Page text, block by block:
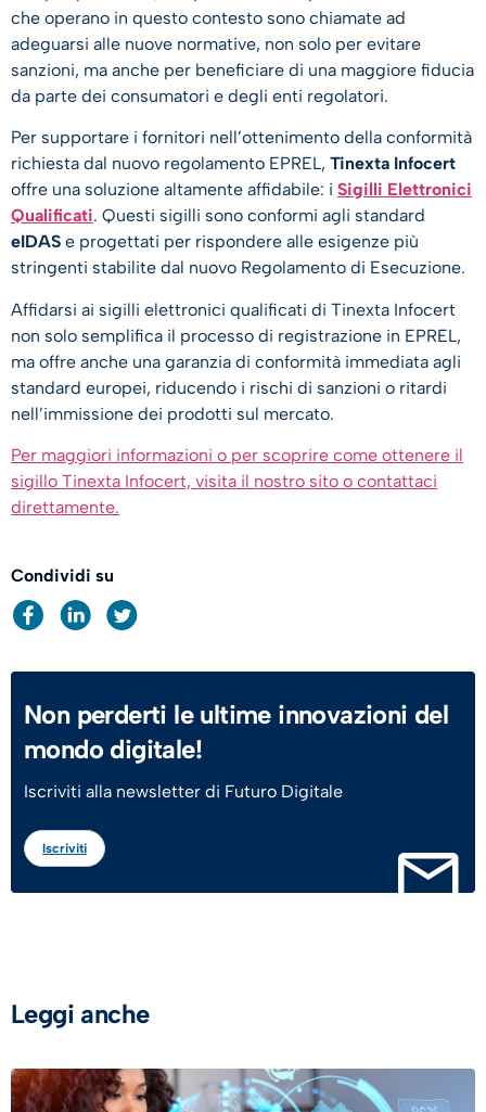
che operano in questo contesto sono chiamate ad
adeguarsi alle nuove normative, non solo per evitare
sanzioni, ma anche per beneficiare di una maggiore fiducia
da parte dei consumatori e degli enti regolatori.
Per supportare i fornitori nell’ottenimento della conformità
richiesta dal nuovo regolamento EPREL, Tinexta Infocert
offre una soluzione altamente affidabile: i Sigilli Elettronici
Qualificati. Questi sigilli sono conformi agli standard
eIDAS e progettati per rispondere alle esigenze più
stringenti stabilite dal nuovo Regolamento di Esecuzione.
Affidarsi ai sigilli elettronici qualificati di Tinexta Infocert
non solo semplifica il processo di registrazione in EPREL,
ma offre anche una garanzia di conformità immediata agli
standard europei, riducendo i rischi di sanzioni o ritardi
nell’immissione dei prodotti sul mercato.
Per maggiori informazioni o per scoprire come ottenere il
sigillo Tinexta Infocert, visita il nostro sito o contattaci
direttamente.
Condividi su
Non perderti le ultime innovazioni del
mondo digitale!
Iscriviti alla newsletter di Futuro Digitale
Iscriviti
Leggi anche